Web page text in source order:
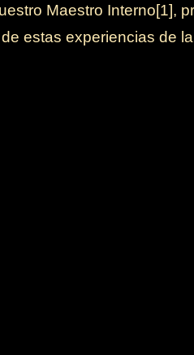
Maestro Interno[1],
estas experiencias de